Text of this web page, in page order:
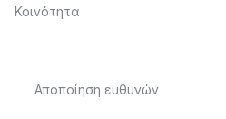
Κοινότητα
Αποποίηση ευθυνών